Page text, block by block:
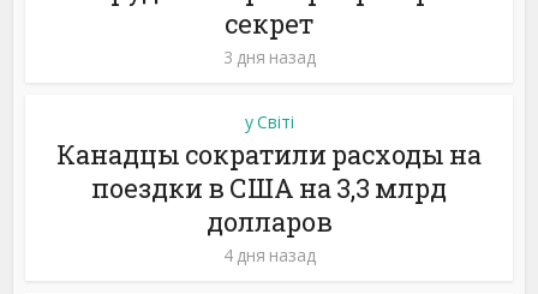
секрет
3 дня назад
у Світі
Канадцы сократили расходы на
поездки в США на 3,3 млрд
долларов
4 дня назад